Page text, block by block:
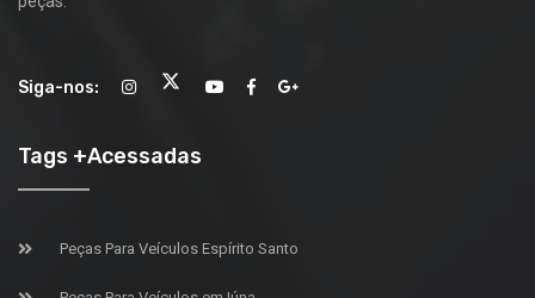
Siga-nos:
Tags +Acessadas
Peças Para Veículos Espírito Santo